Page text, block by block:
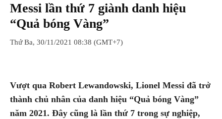
Messi lần thứ 7 giành danh hiệu
“Quả bóng Vàng”
Thứ Ba, 30/11/2021 08:38 (GMT+7)
Vượt qua Robert Lewandowski, Lionel Messi đã trở
thành chủ nhân của danh hiệu “Quả bóng Vàng”
năm 2021. Đây cũng là lần thứ 7 trong sự nghiệp,